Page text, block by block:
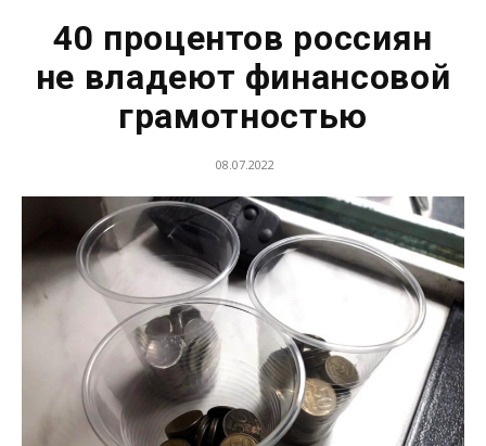
40 процентов россиян
не владеют финансовой
грамотностью
08.07.2022